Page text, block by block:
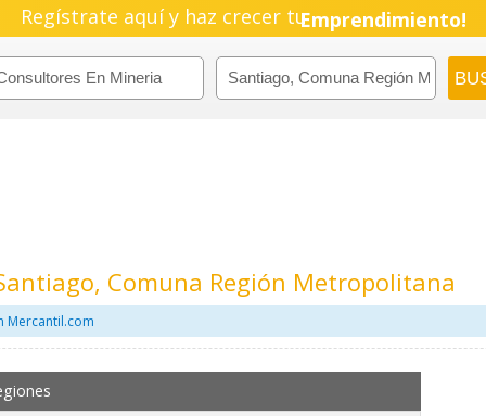
Regístrate aquí y haz crecer tuEmprendimiento!
Comuna Región Metropolitana
Mercantil.com